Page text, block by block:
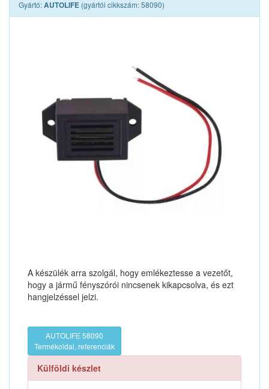
Gyártó:AUTOLIFE (gyártói cikkszám: 58090)
A készülék arra szolgál, hogy emlékeztesse a vezetőt,
hogy a jármű fényszórói nincsenek kikapcsolva, és ezt
hangjelzéssel jelzi.
AUTOLIFE 58090
Termékoldal, referenciák
Külföldi készlet